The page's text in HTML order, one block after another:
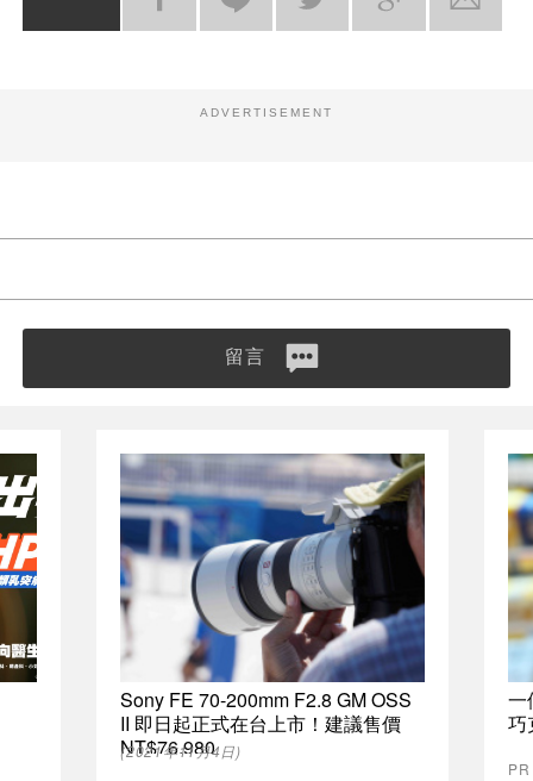
ADVERTISEMENT
留言
Sony FE 70-200mm F2.8 GM OSS
II 即日起正式在台上市！建議售價
NT$76,980
(2021年11月4日)
一
巧